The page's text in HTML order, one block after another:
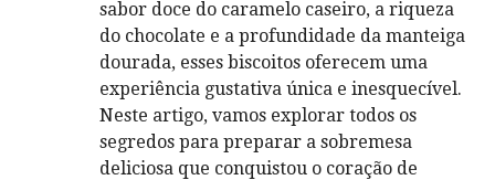
sabor doce do caramelo caseiro, a riqueza
do chocolate e a profundidade da manteiga
dourada, esses biscoitos oferecem uma
experiência gustativa única e inesquecível.
Neste artigo, vamos explorar todos os
segredos para preparar a sobremesa
deliciosa que conquistou o coração de